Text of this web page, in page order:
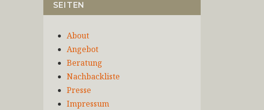
SEITEN
About
Angebot
Beratung
Nachbackliste
Presse
Impressum